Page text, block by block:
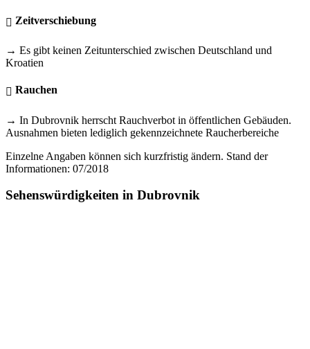
Zeitverschiebung
→ Es gibt keinen Zeitunterschied zwischen Deutschland und
Kroatien
Rauchen
→ In Dubrovnik herrscht Rauchverbot in öffentlichen Gebäuden.
Ausnahmen bieten lediglich gekennzeichnete Raucherbereiche
Einzelne Angaben können sich kurzfristig ändern. Stand der
Informationen: 07/2018
Sehenswürdigkeiten in Dubrovnik